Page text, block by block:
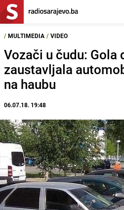
/ MULTIMEDIA / VIDEO
Vozači u čudu: Gola
zaustavljala
na haubu
06.07.18. 19:48